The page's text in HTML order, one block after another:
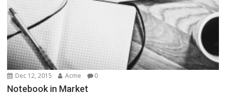
Dec 12, 2015 Acme 0
Notebook in Market